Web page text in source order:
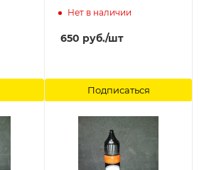
Зеленый, шт MOLOTOW
Нет в наличии
650 руб./шт
Подписаться